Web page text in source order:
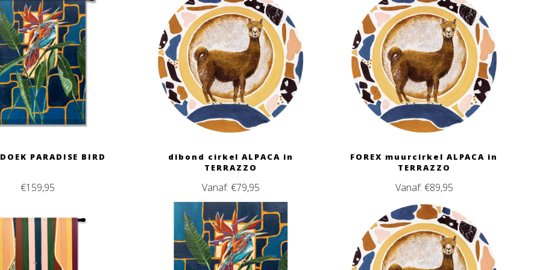
PARADISE BIRD
€159,95
dibond cirkel ALPACA in
TERRAZZO
Vanaf:€79,95
FOREX muurcirkel ALPACA in
TERRAZZO
Vanaf: €89,95